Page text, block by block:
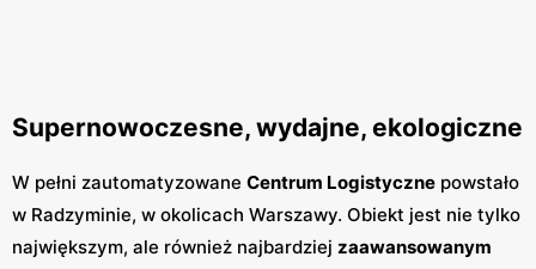
Supernowoczesne, wydajne, ekologiczne
W pełni zautomatyzowane Centrum Logistyczne powstało
w Radzyminie, w okolicach Warszawy. Obiekt jest nie tylko
największym, ale również najbardziej zaawansowanym